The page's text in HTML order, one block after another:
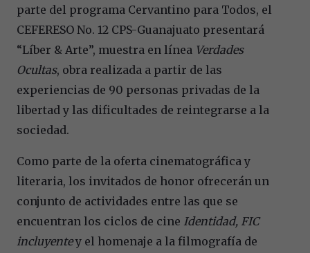
parte del programa Cervantino para Todos, el
CEFERESO No. 12 CPS-Guanajuato presentará
“Líber & Arte”, muestra en línea Verdades
Ocultas, obra realizada a partir de las
experiencias de 90 personas privadas de la
libertad y las dificultades de reintegrarse a la
sociedad.
Como parte de la oferta cinematográfica y
literaria, los invitados de honor ofrecerán un
conjunto de actividades entre las que se
encuentran los ciclos de cine Identidad, FIC
incluyentey el homenaje a la filmografía de